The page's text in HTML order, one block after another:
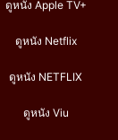
ดูหนัง Apple TV+
ดูหนัง Netflix
ดูหนัง NETFLIX
ดูหนัง Viu